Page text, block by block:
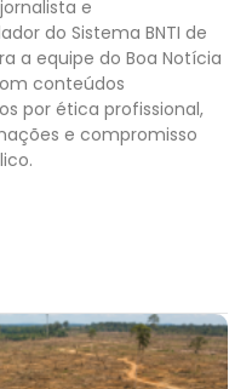
e
do Sistema BNTI de
a equipe do Boa Notícia
conteúdos
por ética profissional,
e compromisso